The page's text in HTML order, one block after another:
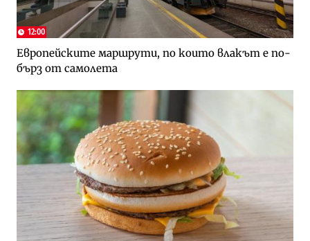
12:00
Европейските маршрути, по които влакът е по-
бърз от самолета